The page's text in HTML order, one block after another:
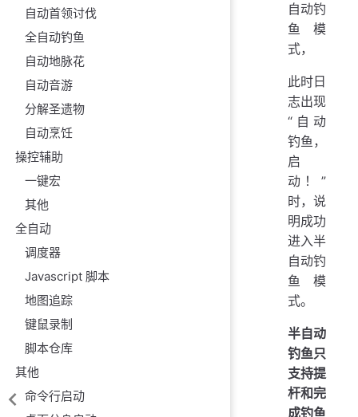
自动首领讨伐
全自动钓鱼
自动地脉花
自动音游
分解圣遗物
自动烹饪
操控辅助
一键宏
其他
全自动
调度器
Javascript 脚本
地图追踪
键鼠录制
脚本仓库
其他
命令行启动
自动钓
鱼模
式，
此时日
志出现
“自动
钓鱼，
启
动！”
时，说
明成功
进入半
自动钓
鱼模
式。
半自动
钓鱼只
支持提
杆和完
成钓鱼